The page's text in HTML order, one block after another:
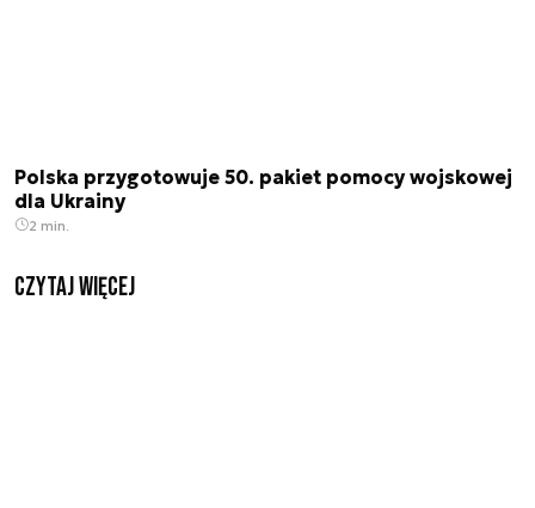
Polska przygotowuje 50. pakiet pomocy wojskowej
dla Ukrainy
2 min.
czytaj więcej